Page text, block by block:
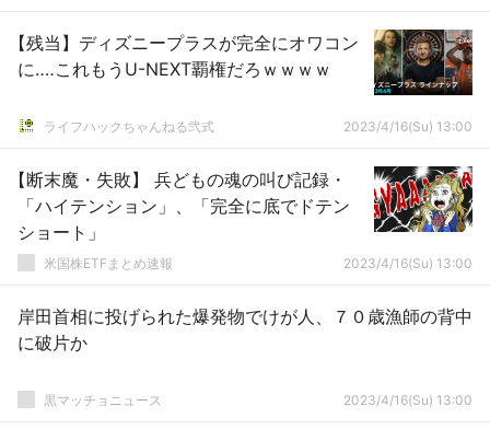
【残当】ディズニープラスが完全にオワコン
に‥‥これもうU-NEXT覇権だろｗｗｗｗ
ライフハックちゃんねる弐式 2023/4/16(Su) 13:00
【断末魔・失敗】 兵どもの魂の叫び記録・
「ハイテンション」、「完全に底でドテン
ショート」
米国株ETFまとめ速報 2023/4/16(Su) 13:00
岸田首相に投げられた爆発物でけが人、７０歳漁師の背中
に破片か
黒マッチョニュース 2023/4/16(Su) 13:00